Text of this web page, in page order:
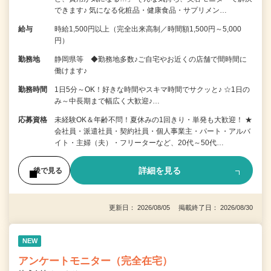
できます♪ 気になる化粧品・健康食品・サプリメン…
給与
時給1,500円以上（完全出来高制／時間額1,500円～5,000
円）
勤務地
静岡県等 ◆勤務地多数♪ご自宅やお近くの店舗で間時間に
働けます♪
勤務時間
1日5分～OK！好きな時間やスキマ時間でサクッと♪ ☆1日の
み～中長期まで幅広く大歓迎♪…
応募資格
未経験OK＆年齢不問！夏休みの1回きり・単発も大歓迎！ ★
会社員・派遣社員・契約社員・個人事業主・パート・アルバ
イト・主婦（夫）・フリーターなど、20代～50代…
後で見る 詳細を見る
更新日： 2026/08/05 掲載終了日： 2026/08/30
NEW
アンケートモニター（完全在宅）